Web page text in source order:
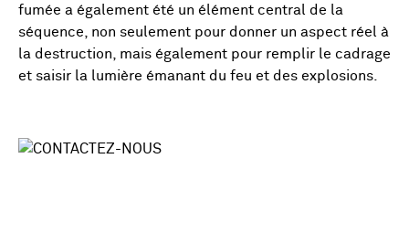
fumée a également été un élément central de la
séquence, non seulement pour donner un aspect réel à
la destruction, mais également pour remplir le cadrage
et saisir la lumière émanant du feu et des explosions.